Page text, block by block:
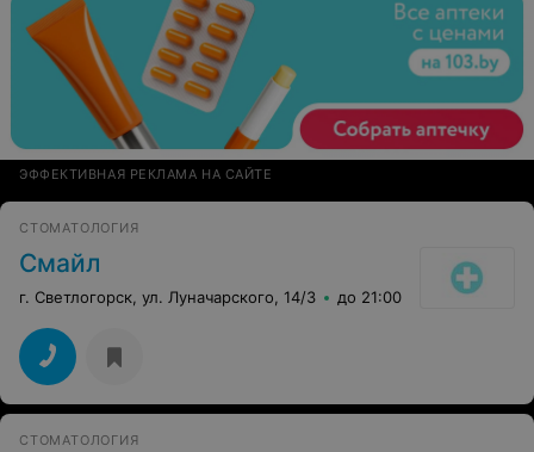
ЭФФЕКТИВНАЯ РЕКЛАМА НА САЙТЕ
СТОМАТОЛОГИЯ
Смайл
г. Светлогорск, ул. Луначарского, 14/3 до 21:00
СТОМАТОЛОГИЯ